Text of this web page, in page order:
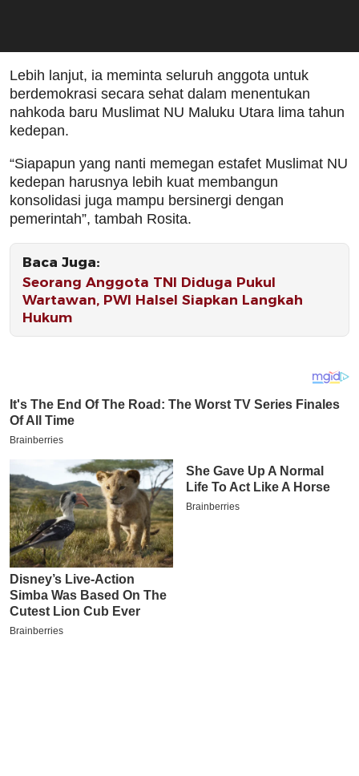
Lebih lanjut, ia meminta seluruh anggota untuk
berdemokrasi secara sehat dalam menentukan
nahkoda baru Muslimat NU Maluku Utara lima tahun
kedepan.
“Siapapun yang nanti memegan estafet Muslimat NU
kedepan harusnya lebih kuat membangun
konsolidasi juga mampu bersinergi dengan
pemerintah”, tambah Rosita.
Baca Juga:
Seorang Anggota TNI Diduga Pukul
Wartawan, PWI Halsel Siapkan Langkah
Hukum